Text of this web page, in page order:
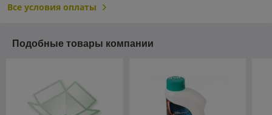
Все условия оплаты
Подобные товары компании